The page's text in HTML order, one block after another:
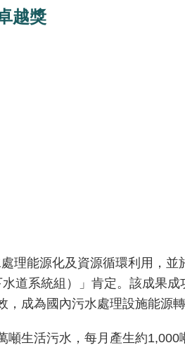
越獎
理能源化及資源循環利用，
道系統組）」肯定。該成果
成為國內污水處理設施能源轉
生活污水，每月產生約